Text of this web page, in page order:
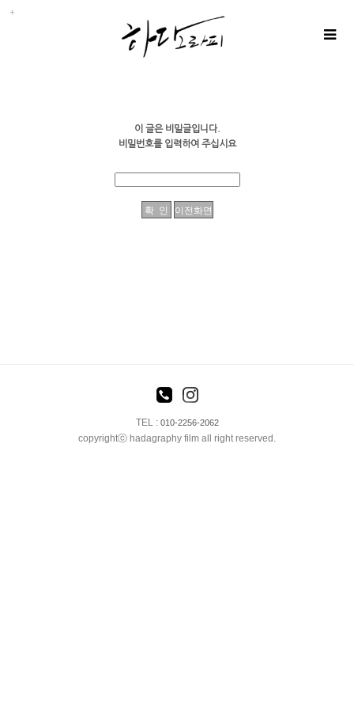
이 글은 비밀글입니다.
비밀번호를 입력하여 주십시요
TEL : 010-2256-2062
copyrightⓒ hadagraphy film all right reserved.